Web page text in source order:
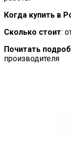
Когда купить в
Сколько стоит:
Почитать
производителя